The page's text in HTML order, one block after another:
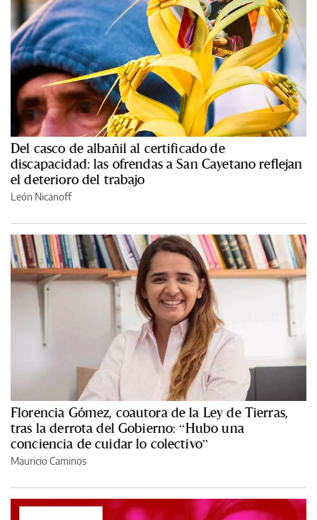
Del casco de albañil al certificado de
discapacidad: las ofrendas a San Cayetano reflejan
el deterioro del trabajo
León Nicanoff
Florencia Gómez, coautora de la Ley de Tierras,
tras la derrota del Gobierno: “Hubo una
conciencia de cuidar lo colectivo”
Mauricio Caminos